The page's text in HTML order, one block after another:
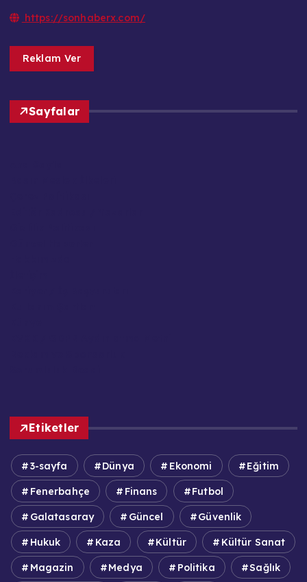
https://sonhaberx.com/
Reklam Ver
Sayfalar
Etiketler
3-sayfa Dünya Ekonomi Eğitim
Fenerbahçe Finans Futbol
Galatasaray Güncel Güvenlik
Hukuk Kaza Kültür Kültür Sanat
Magazin Medya Politika Sağlık